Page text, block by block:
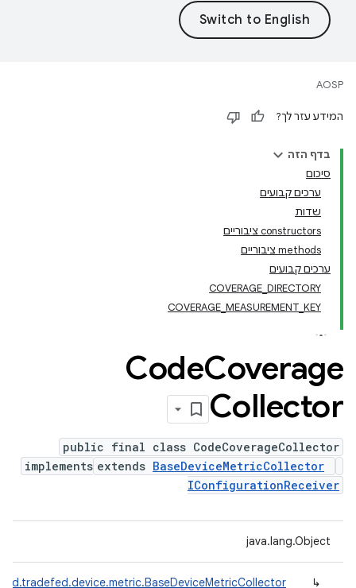
AOSP
המידע עזר לך?
בדף הזה
סיכום
ערכים קבועים
שדות
‫constructors ציבוריים
‫methods ציבוריים
ערכים קבועים
COVERAGE_DIRECTORY
COVERAGE_MEASUREMENT_KEY
CodeCoverage
Collector
public final class CodeCoverageCollector
extends BaseDeviceMetricCollector
implements
IConfigurationReceiver
java.lang.Object
↳